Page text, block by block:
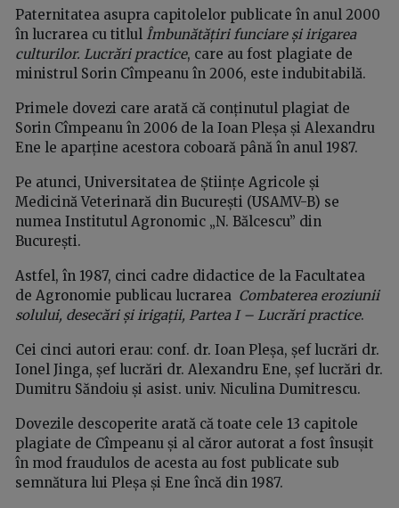
Paternitatea asupra capitolelor publicate în anul 2000
în lucrarea cu titlul Îmbunătățiri funciare și irigarea
culturilor. Lucrări practice, care au fost plagiate de
ministrul Sorin Cîmpeanu în 2006, este indubitabilă.
Primele dovezi care arată că conținutul plagiat de
Sorin Cîmpeanu în 2006 de la Ioan Pleșa și Alexandru
Ene le aparține acestora coboară până în anul 1987.
Pe atunci, Universitatea de Științe Agricole și
Medicină Veterinară din București (USAMV-B) se
numea Institutul Agronomic „N. Bălcescu” din
București.
Astfel, în 1987, cinci cadre didactice de la Facultatea
de Agronomie publicau lucrarea Combaterea eroziunii
solului, desecări și irigații, Partea I – Lucrări practice.
Cei cinci autori erau: conf. dr. Ioan Pleșa, șef lucrări dr.
Ionel Jinga, șef lucrări dr. Alexandru Ene, șef lucrări dr.
Dumitru Săndoiu și asist. univ. Niculina Dumitrescu.
Dovezile descoperite arată că toate cele 13 capitole
plagiate de Cîmpeanu și al căror autorat a fost însușit
în mod fraudulos de acesta au fost publicate sub
semnătura lui Pleșa și Ene încă din 1987.